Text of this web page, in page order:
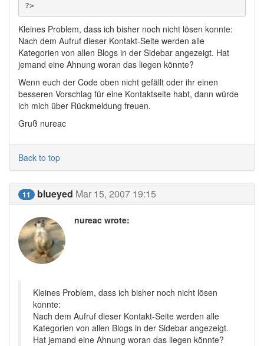
?>
Kleines Problem, dass ich bisher noch nicht lösen konnte:
Nach dem Aufruf dieser Kontakt-Seite werden alle
Kategorien von allen Blogs in der Sidebar angezeigt. Hat
jemand eine Ahnung woran das liegen könnte?
Wenn euch der Code oben nicht gefällt oder ihr einen
besseren Vorschlag für eine Kontaktseite habt, dann würde
ich mich über Rückmeldung freuen.
Gruß nureac
Back to top
11 blueyed Mar 15, 2007 19:15
nureac wrote:
Kleines Problem, dass ich bisher noch nicht lösen
konnte:
Nach dem Aufruf dieser Kontakt-Seite werden alle
Kategorien von allen Blogs in der Sidebar angezeigt.
Hat jemand eine Ahnung woran das liegen könnte?